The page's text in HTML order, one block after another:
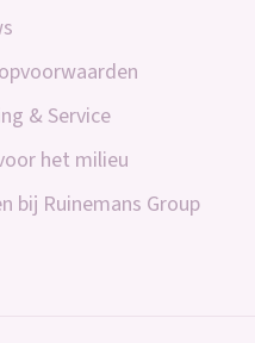
& Service
het milieu
bij Ruinemans Group